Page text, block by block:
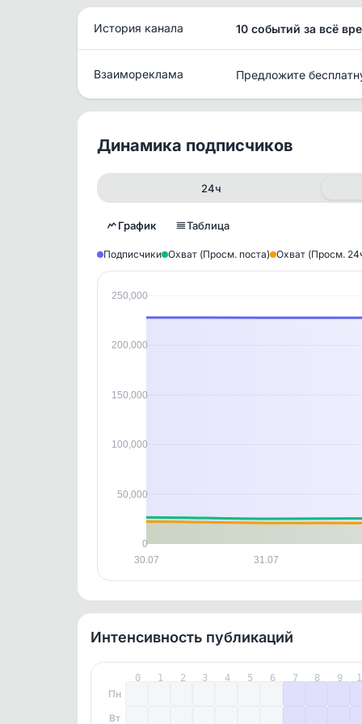
История канала 10 событий за всё
Взаимореклама Предложите
Динамика подписчиков
24ч
График Таблица
Подписчики Охват (Просм. поста) Охват (Просм.
30.07 31.07
250,000
200,000
150,000
100,000
50,000
0
Интенсивность публикаций
0 1 2 3 4 5 6 7 8 9
Пн
Вт